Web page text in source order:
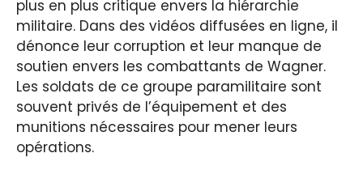
plus en plus critique envers la hiérarchie
militaire. Dans des vidéos diffusées en ligne, il
dénonce leur corruption et leur manque de
soutien envers les combattants de Wagner.
Les soldats de ce groupe paramilitaire sont
souvent privés de l’équipement et des
munitions nécessaires pour mener leurs
opérations.